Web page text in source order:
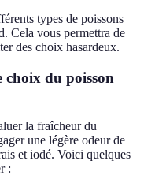
types de poissons
Cela vous permettra de
des choix hasardeux.
du poisson
la fraîcheur du
une légère odeur de
et iodé. Voici quelques
: